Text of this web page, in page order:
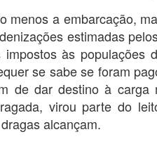
menos a embarcação,
estimadas
às populações
se sabe se foram
de dar destino à carga
virou parte do
alcançam.